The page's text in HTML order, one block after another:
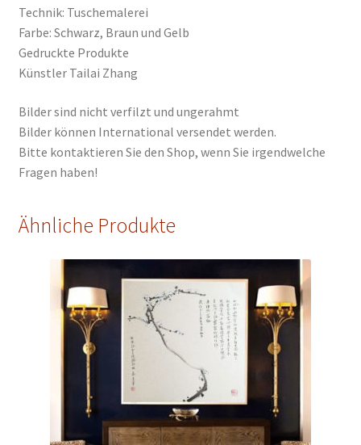
Technik: Tuschemalerei
Farbe: Schwarz, Braun und Gelb
Gedruckte Produkte
Künstler Tailai Zhang
Bilder sind nicht verfilzt und ungerahmt
Bilder können International versendet werden.
Bitte kontaktieren Sie den Shop, wenn Sie irgendwelche
Fragen haben!
Ähnliche Produkte